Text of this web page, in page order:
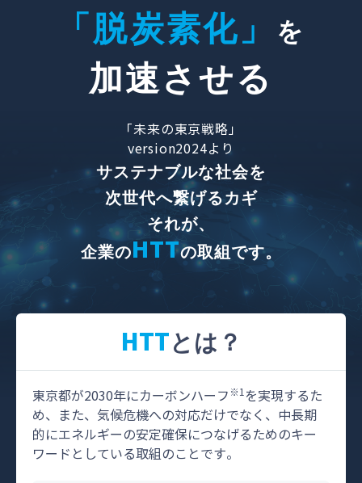
「脱炭素化 」 を
加速させる
「未来の東京戦略」
version2024より
サステナブルな社会を
次世代へ繋げるカギ
それが、
企業のHTTの取組です。
HTTとは？
東京都が2030年にカーボンハーフ ※1 を実現するた
め、また、気候危機への対応だけでなく、 中長期
的にエネルギーの安定確保につなげるためのキー
ワードとしている取組のことです。